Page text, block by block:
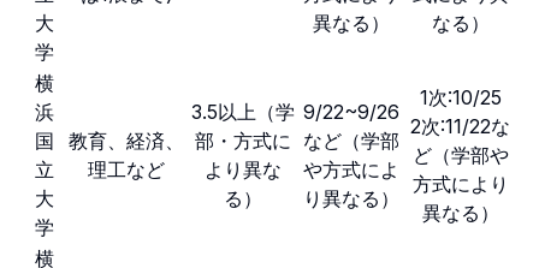
大
学
異なる）
なる）
横
浜
国
立
大
学
教育、経済、
理工など
3.5以上（学
部・方式に
より異な
る）
9/22~9/26
など（学部
や方式によ
り異なる）
1次:10/25
2次:11/22な
ど（学部や
方式により
異なる）
横